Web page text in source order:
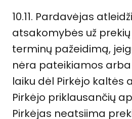
10.11. Pardavėjas
atsakomybės už
terminų pažeidimą,
nėra pateikiamos
laiku dėl Pirkėjo kaltės
Pirkėjo priklausančių
Pirkėjas neatsiima